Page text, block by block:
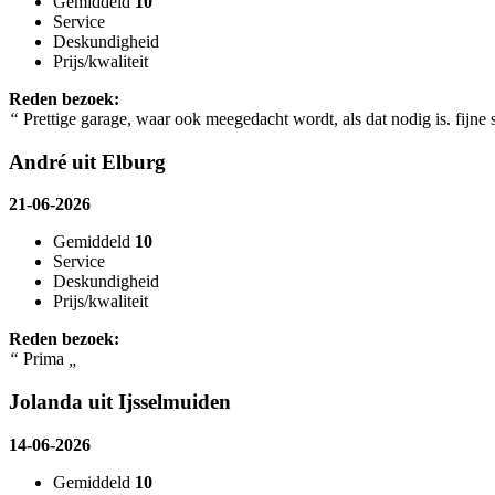
Service
Deskundigheid
Prijs/kwaliteit
Reden bezoek:
“ Prettige garage, waar ook meegedacht wordt, als dat nodig is. fijne
André uit Elburg
21-06-2026
Gemiddeld 10
Service
Deskundigheid
Prijs/kwaliteit
Reden bezoek:
“ Prima
Jolanda uit Ijsselmuiden
14-06-2026
Gemiddeld 10